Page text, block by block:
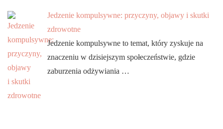
Jedzenie kompulsywne: przyczyny, objawy i skutki
zdrowotne
Jedzenie kompulsywne to temat, który zyskuje na
znaczeniu w dzisiejszym społeczeństwie, gdzie
zaburzenia odżywiania …